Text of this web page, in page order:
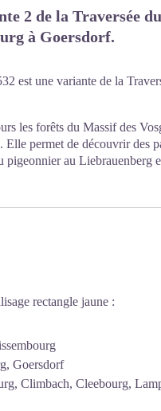
2 de la Traversée
à Goersdorf.
est une variante de la
les forêts du Massif des
permet de découvrir des
au Liebrauenberg
rectangle jaune :
Goersdorf
Climbach, Cleebourg,